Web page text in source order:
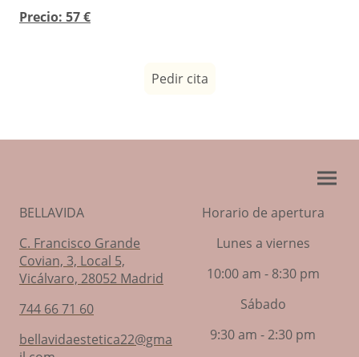
Precio: 57 €
Pedir cita
BELLAVIDA
C. Francisco Grande
Covian, 3, Local 5,
Vicálvaro, 28052 Madrid
744 66 71 60
bellavidaestetica22@gma
Horario de apertura
Lunes a viernes
10:00 am - 8:30 pm
Sábado
9:30 am - 2:30 pm